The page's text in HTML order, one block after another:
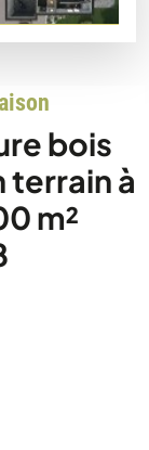
bois
terrain à
m²